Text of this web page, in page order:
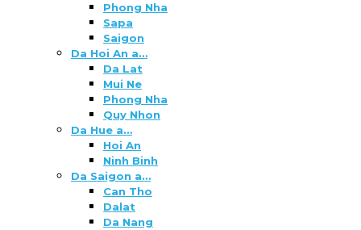
Phong Nha
Sapa
Saigon
Da Hoi An a…
Da Lat
Mui Ne
Phong Nha
Quy Nhon
Da Hue a…
Hoi An
Ninh Binh
Da Saigon a…
Can Tho
Dalat
Da Nang